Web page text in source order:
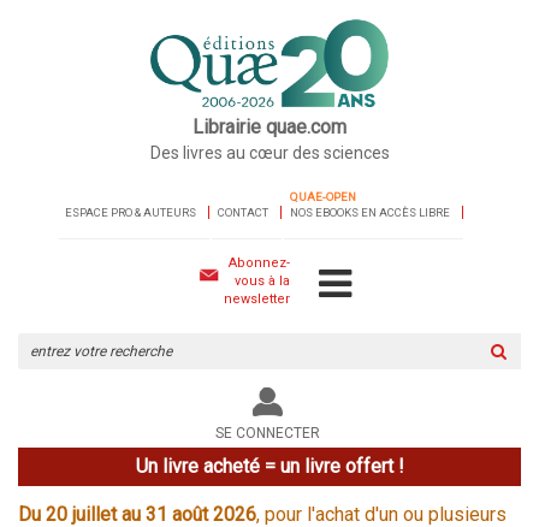
Librairie quae.com
Des livres au cœur des sciences
ESPACE PRO & AUTEURS CONTACT
QUAE-OPEN
NOS EBOOKS EN ACCÈS LIBRE
Abonnez-
vous à la
newsletter
le
site
SE CONNECTER
Un livre acheté = un livre offert !
Du 20 juillet au 31 août 2026, pour l'achat d'un ou plusieurs